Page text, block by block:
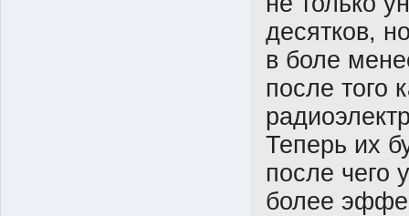
десятков,
в боле
после того
Теперь их
после чего
более